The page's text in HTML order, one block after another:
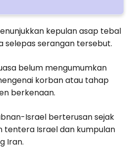
kepulan asap tebal
selepas serangan tersebut.
belum mengumumkan
korban atau tahap
berkenaan.
Israel berterusan sejak
tentera Israel dan kumpulan
Iran.